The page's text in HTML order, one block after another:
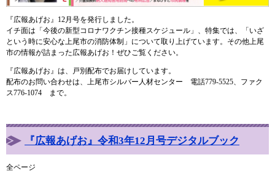
『広報あげお』12月号を発行しました。
イチ面は「今後の新型コロナワクチン接種スケジュール」、特集では、「いざ
という時に安心な上尾市の消防体制」について取り上げています。その他上尾
市の情報が詰まった広報あげお！ぜひご覧ください。
『広報あげお』は、戸別配布でお届けしています。
配布のお問い合わせは、上尾市シルバー人材センター 電話779-5525、ファク
ス776-1074 まで。
『広報あげお』令和3年12月号デジタルブック
全ページ